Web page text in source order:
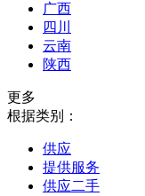
广西
四川
云南
陕西
更多
根据类别：
供应
提供服务
供应二手